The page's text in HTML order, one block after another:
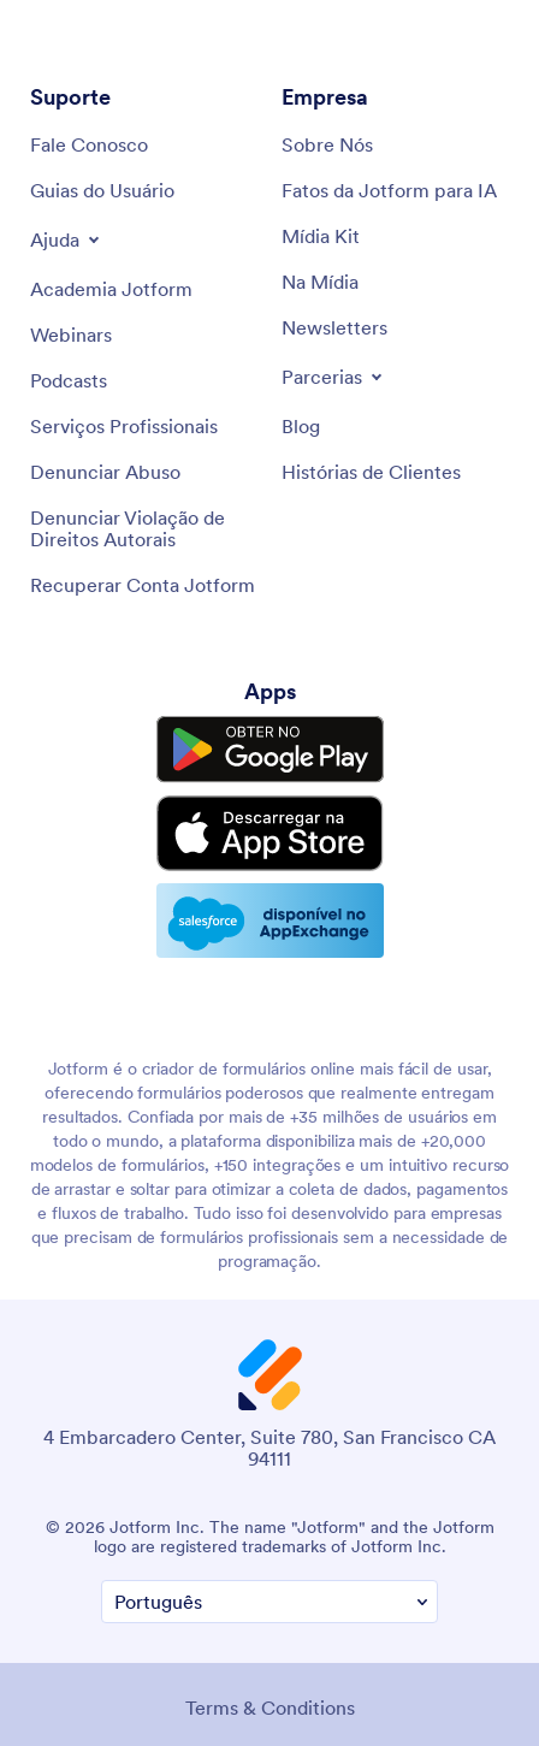
Suporte
Fale Conosco
Guias do Usuário
Ajuda
Academia Jotform
Webinars
Podcasts
Serviços Profissionais
Denunciar Abuso
Denunciar Violação de
Direitos Autorais
Recuperar Conta Jotform
Empresa
Sobre Nós
Fatos da Jotform para IA
Mídia Kit
Na Mídia
Newsletters
Parcerias
Blog
Histórias de Clientes
Apps
Jotform é o criador de formulários online mais fácil de usar,
oferecendo formulários poderosos que realmente entregam
resultados. Confiada por mais de +35 milhões de usuários em
todo o mundo, a plataforma disponibiliza mais de +20,000
modelos de formulários, +150 integrações e um intuitivo recurso
de arrastar e soltar para otimizar a coleta de dados, pagamentos
e fluxos de trabalho. Tudo isso foi desenvolvido para empresas
que precisam de formulários profissionais sem a necessidade de
programação.
4 Embarcadero Center, Suite 780, San Francisco CA
94111
© 2026 Jotform Inc. The name "Jotform" and the Jotform
logo are registered trademarks of Jotform Inc.
Terms & Conditions